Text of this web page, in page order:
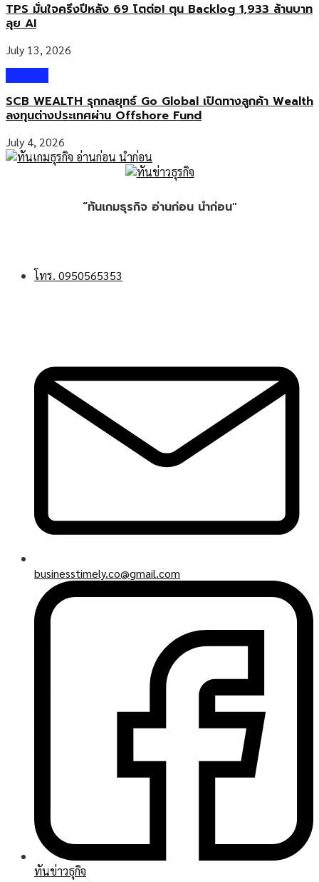
TPS มั่นใจครึ่งปีหลัง 69 โตต่อ! ตุน Backlog 1,933 ล้านบาท
ลุย AI
July 13, 2026
SCB WEALTH รุกกลยุทธ์ Go Global เปิดทางลูกค้า Wealth
ลงทุนต่างประเทศผ่าน Offshore Fund
July 4, 2026
“ทันเกมธุรกิจ อ่านก่อน นำก่อน"
โทร. 0950565353
businesstimely.co@gmail.com
ทันข่าวธุกิจ